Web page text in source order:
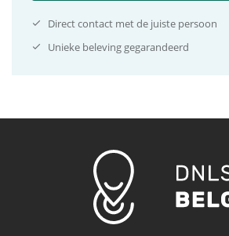
Direct contact met de juiste persoon
Unieke beleving gegarandeerd